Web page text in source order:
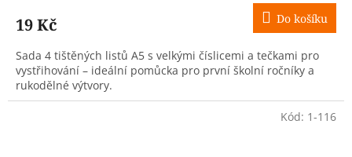
19 Kč Do košíku
Sada 4 tištěných listů A5 s velkými číslicemi a tečkami pro
vystřihování – ideální pomůcka pro první školní ročníky a
rukodělné výtvory.
Kód: 1-116